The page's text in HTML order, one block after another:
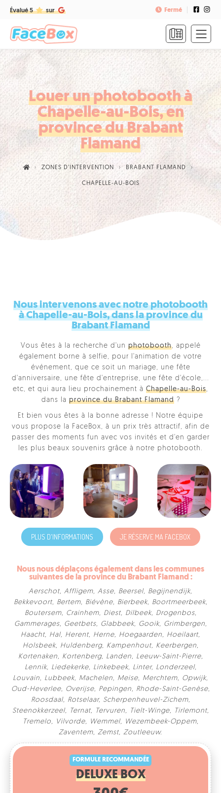
Évalué 5 sur Fermé
ACCUEIL
FORMULES
&
TARIFS
FAQ
CONTACT
NOUS
APPELER
RÉSERVER
Louer un photobooth à
Chapelle-au-Bois, en
province du Brabant
Flamand
ZONES D'INTERVENTION BRABANT FLAMAND
CHAPELLE-AU-BOIS
Nous intervenons avec notre photobooth
à Chapelle-au-Bois, dans la province du
Brabant Flamand
Vous êtes à la recherche d'un photobooth, appelé
également borne à selfie, pour l'animation de votre
événement, que ce soit un mariage, une fête
d'anniversaire, une fête d'entreprise, une fête d'école,...
etc, et qui aura lieu prochainement à Chapelle-au-Bois,
dans la province du Brabant Flamand?
Et bien vous êtes à la bonne adresse ! Notre équipe
vous propose la FaceBox, à un prix très attractif, afin de
passer des moments fun avec vos invités et d'en garder
les plus beaux souvenirs grâce à notre photobooth.
PLUS D'INFORMATIONS JE RÉSERVE MA FACEBOX
Nous nous déplaçons également dans les communes
suivantes de la province du Brabant Flamand :
Aerschot, Affligem, Asse, Beersel, Begijnendijk,
Bekkevoort, Bertem, Biévène, Bierbeek, Boortmeerbeek,
Boutersem, Crainhem, Diest, Dilbeek, Drogenbos,
Gammerages, Geetbets, Glabbeek, Gooik, Grimbergen,
Haacht, Hal, Herent, Herne, Hoegaarden, Hoeilaart,
Holsbeek, Huldenberg, Kampenhout, Keerbergen,
Kortenaken, Kortenberg, Landen, Leeuw-Saint-Pierre,
Lennik, Liedekerke, Linkebeek, Linter, Londerzeel,
Louvain, Lubbeek, Machelen, Meise, Merchtem, Opwijk,
Oud-Heverlee, Overijse, Pepingen, Rhode-Saint-Genèse,
Roosdaal, Rotselaar, Scherpenheuvel-Zichem,
Steenokkerzeel, Ternat, Tervuren, Tielt-Winge, Tirlemont,
Tremelo, Vilvorde, Wemmel, Wezembeek-Oppem,
Zaventem, Zemst, Zoutleeuw.
FORMULE RECOMMANDÉE
DELUXE BOX
300€
400 impressions instantanées